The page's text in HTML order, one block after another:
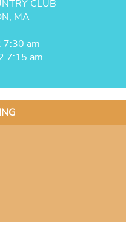
CLUB
MA
am
7:15 am